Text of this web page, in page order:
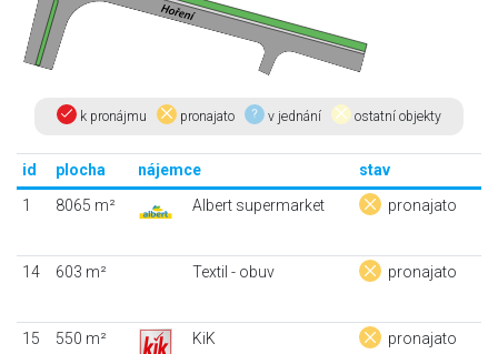
k pronájmu pronajato v jednání ostatní objekty
id plocha nájemce
stav
1
8065 m² Albert supermarket pronajato
14 603 m² Textil - obuv pronajato
15 550 m² KiK pronajato